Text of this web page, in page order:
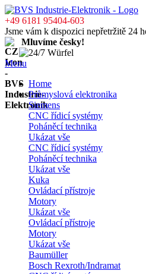
+49 6181 95404-603
Jsme vám k dispozici nepřetržitě 24
Mluvíme česky!
Menu
Home
Průmyslová elektronika
Siemens
CNC řídicí systémy
Poháněcí technika
Ukázat vše
CNC řídicí systémy
Poháněcí technika
Ukázat vše
Kuka
Ovládací přístroje
Motory
Ukázat vše
Ovládací přístroje
Motory
Ukázat vše
Baumüller
Bosch Rexroth/Indramat